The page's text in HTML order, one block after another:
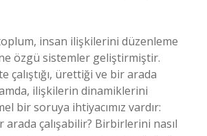
insan ilişkilerini düzenleme
özgü sistemler geliştirmiştir.
çalıştığı, ürettiği ve bir arada
ilişkilerin dinamiklerini
bir soruya ihtiyacımız vardır:
arada çalışabilir? Birbirlerini nasıl